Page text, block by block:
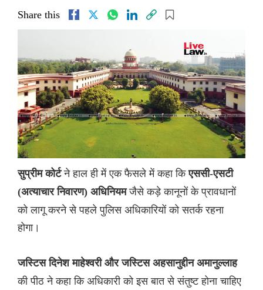
Share this
सुप्रीम कोर्टने हाल ही में एक फैसले में कहा किएससी-एसटी
(अत्याचार निवारण) अधिनियमजैसे कड़े कानूनों के प्रावधानों
को लागू करने से पहले पुलिस अधिकारियों को सतर्क रहना
होगा।
जस्टिस दिनेश माहेश्वरी और जस्टिस अहसानुद्दीन अमानुल्लाह
की पीठ ने कहा कि अधिकारी को इस बात से संतुष्ट होना चाहिए